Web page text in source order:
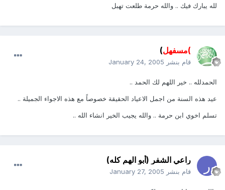
لله يبارك فيك .. والله حرمة طلعت تهبل
)مسفهل)
قام بنشر January 24, 2005
الحمدلله .. خير اللهم لك الحمد ..
عيد هذه السنة من اجمل الاعياد الحقيقة خصوصاً مع هذه الاجواء الجميلة ..
تسلم اخوي ابن حرمة .. والله يجيب الخير انشاء الله ..
راعي الشفر (أبو الهم كله)
قام بنشر January 27, 2005